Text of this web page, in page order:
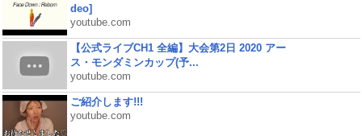
deo]
youtube.com
【公式ライブCH1 全編】大会第2日 2020 アー
ス・モンダミンカップ(予...
youtube.com
ご紹介します!!!
youtube.com